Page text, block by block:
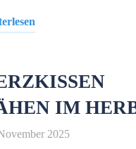
IM
2025